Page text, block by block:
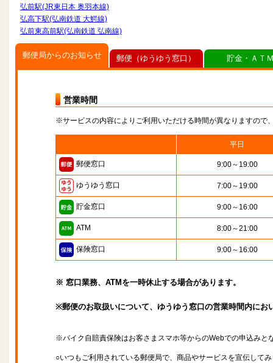
弘前駅(JR東日本 奥羽本線)
弘高下駅(弘南鉄道 大鰐線)
弘前東高前駅(弘南鉄道 弘南線)
郵便局からのお知らせ
営業時間
※サービスの内容によりご利用いただける時間が異なりますので
平日
郵便窓口 9:00～19:00
ゆうゆう窓口 7:00～19:00
貯金窓口 9:00～16:00
ATM 8:00～21:00
保険窓口 9:00～16:00
※ 窓口業務、ATMを一時休止する場合があります。
※郵便のお取扱いについて、ゆうゆう窓口の営業時間内に
※バイク自賠責保険はお客さまスマホ等からのWebでの申込みと
○いつもご利用されている郵便局で、商品やサービスを宣伝して
郵便（ゆうゆう窓口） 貯金・ＡＴ